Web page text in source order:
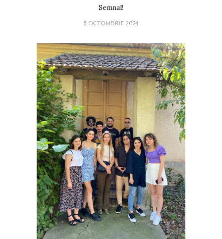
Semnal!
5 OCTOMBRIE 2024